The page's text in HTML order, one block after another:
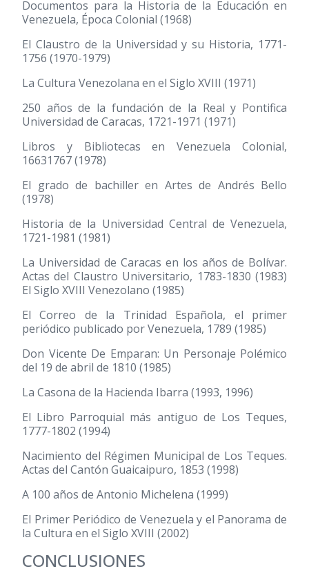
Documentos para la Historia de la Educación en
Venezuela, Época Colonial (1968)
El Claustro de la Universidad y su Historia, 1771-
1756 (1970-1979)
La Cultura Venezolana en el Siglo XVIII (1971)
250 años de la fundación de la Real y Pontifica
Universidad de Caracas, 1721-1971 (1971)
Libros y Bibliotecas en Venezuela Colonial,
16631767(1978)
El grado de bachiller en Artes de Andrés Bello
(1978)
Historia de la Universidad Central de Venezuela,
1721-1981 (1981)
La Universidad de Caracas en los años de Bolívar.
Actas del Claustro Universitario, 1783-1830 (1983)
El Siglo XVIII Venezolano (1985)
El Correo de la Trinidad Española, el primer
periódico publicado por Venezuela, 1789 (1985)
Don Vicente De Emparan: Un Personaje Polémico
del 19 de abril de 1810 (1985)
La Casona de la Hacienda Ibarra (1993, 1996)
El Libro Parroquial más antiguo de Los Teques,
1777-1802 (1994)
Nacimiento del Régimen Municipal de Los Teques.
Actas del Cantón Guaicaipuro, 1853 (1998)
A 100 años de Antonio Michelena (1999)
El Primer Periódico de Venezuela y el Panorama de
la Cultura en el Siglo XVIII (2002)
CONCLUSIONES